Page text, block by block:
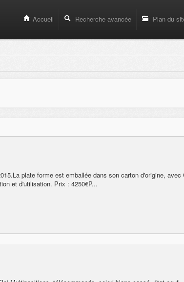
Accueil Recherche avancée Plan du
plate forme est emballée dans son carton d'origine, avec
et d'utilisation. Prix : 4250€P...